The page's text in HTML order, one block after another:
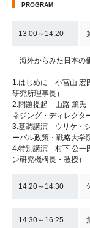
PROGRAM
13:00～14:20
「海外からみた日本の
1.はじめに 小宮山 宏
研究所理事長）
2.問題提起 山路 篤氏
ネジング・ディレクタ
3.基調講演 ウリケ・
ーバル政策・戦略大学
4.特別講演 村下 公一
ン研究機構長・教授）
14:20～14:30
14:30～16:25